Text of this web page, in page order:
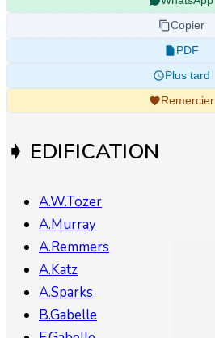
Copier
PDF
Plus tard
Remercier
➧ EDIFICATION
A.W.Tozer
A.Murray
A.Remmers
A.Katz
A.Sparks
B.Gabelle